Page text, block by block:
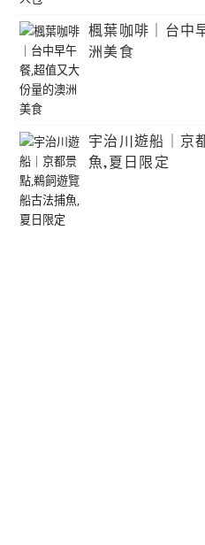
楓葉咖啡｜台中
洲美食
宇治川遊船｜京
魚,夏日限定